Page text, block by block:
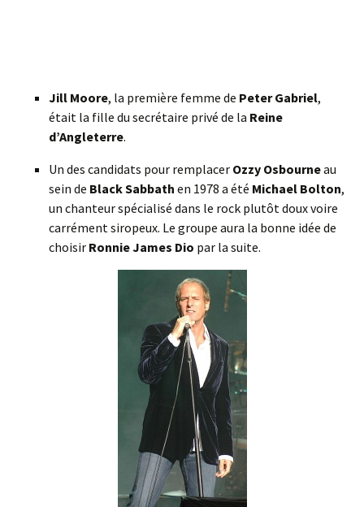
Jill Moore, la première femme de Peter Gabriel,
était la fille du secrétaire privé de la Reine
d’Angleterre.
Un des candidats pour remplacer Ozzy Osbourneau
sein de Black Sabbath en 1978 a été Michael Bolton,
un chanteur spécialisé dans le rock plutôt doux voire
carrément siropeux. Le groupe aura la bonne idée de
choisir Ronnie James Dio par la suite.